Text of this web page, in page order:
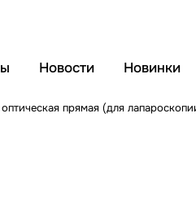
Новости Новинки
оптическая прямая (для